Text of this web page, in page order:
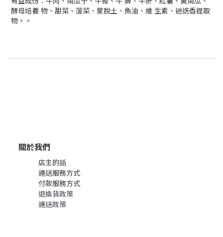
酵母培養 物、甜菜、菠菜、蒙脫土、魚油、維 生素、迷迭香提取
物。。
關於我們
店主的話
運送服務方式
付款服務方式
退換貨政策
運送政策